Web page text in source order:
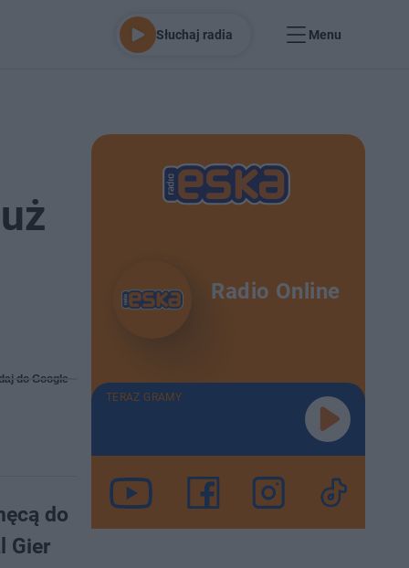
Słuchaj radia Menu
do Google
do
Gier
Radio Online
TERAZ GRAMY